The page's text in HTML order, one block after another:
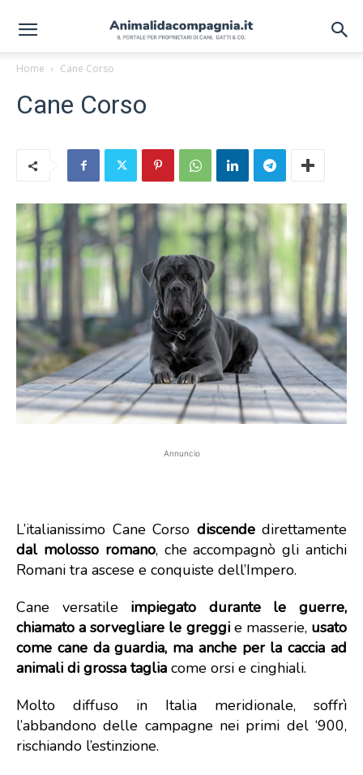
Home Cane Corso
Cane Corso
Annuncio
L’italianissimo Cane Corso discendedirettamente
dal molosso romano, che accompagnò gli antichi
Romani tra ascese e conquiste dell’Impero.
Cane versatile impiegato durante le guerre,
chiamato a sorvegliare le greggie masserie, usato
come cane da guardia, ma anche per la caccia ad
animali di grossa taglia come orsi e cinghiali.
Molto diffuso in Italia meridionale, soffrì
l’abbandono delle campagne nei primi del ‘900,
rischiando l’estinzione.